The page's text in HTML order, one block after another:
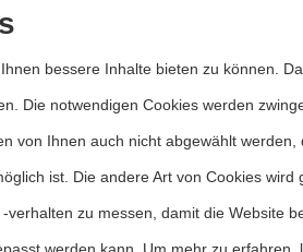
bis an die Weheberge. Auch
gearbeitet, in Dünamünde
großen Bränden. 1950
Unsere schöne Heide wurde
so eine schöne Heide, wie
von Rudolf Heiler, Gadow
Neuruppin durch den
bessere Inhalte bieten zu können.
Die notwendigen Cookies werden
von Ihnen auch nicht abgewählt werden,
ist. Die andere Art von Cookies wird
zu messen, damit die Website